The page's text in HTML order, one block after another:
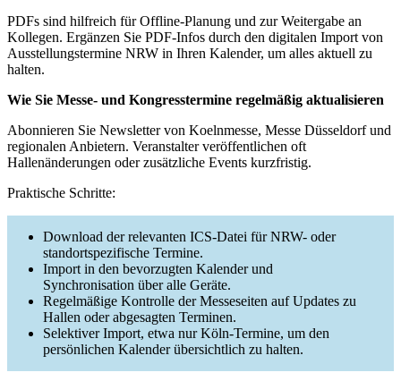
PDFs sind hilfreich für Offline-Planung und zur Weitergabe an
Kollegen. Ergänzen Sie PDF-Infos durch den digitalen Import von
Ausstellungstermine NRW in Ihren Kalender, um alles aktuell zu
halten.
Wie Sie Messe- und Kongresstermine regelmäßig aktualisieren
Abonnieren Sie Newsletter von Koelnmesse, Messe Düsseldorf und
regionalen Anbietern. Veranstalter veröffentlichen oft
Hallenänderungen oder zusätzliche Events kurzfristig.
Praktische Schritte:
Download der relevanten ICS-Datei für NRW- oder
standortspezifische Termine.
Import in den bevorzugten Kalender und
Synchronisation über alle Geräte.
Regelmäßige Kontrolle der Messeseiten auf Updates zu
Hallen oder abgesagten Terminen.
Selektiver Import, etwa nur Köln-Termine, um den
persönlichen Kalender übersichtlich zu halten.